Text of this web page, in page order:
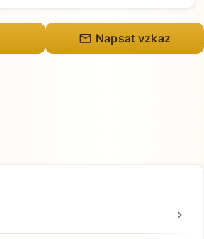
mail Napsat vzkaz
chevron_right